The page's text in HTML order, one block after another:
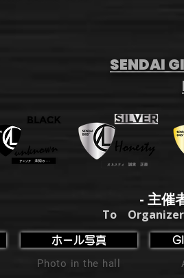
SENDAI
- 主催
To
ホール写真
Photo in the hall